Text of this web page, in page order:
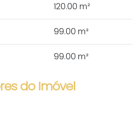
120.00 m²
99.00 m²
99.00 m²
do Imóvel